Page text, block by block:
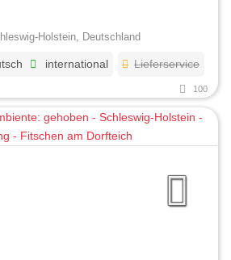
Holstein, Deutschland
international Lieferservice
100